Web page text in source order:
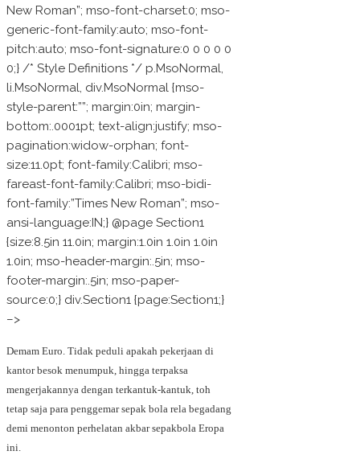
New Roman”; mso-font-charset:0; mso-
generic-font-family:auto; mso-font-
pitch:auto; mso-font-signature:0 0 0 0 0
0;} /* Style Definitions */ p.MsoNormal,
li.MsoNormal, div.MsoNormal {mso-
style-parent:””; margin:0in; margin-
bottom:.0001pt; text-align:justify; mso-
pagination:widow-orphan; font-
size:11.0pt; font-family:Calibri; mso-
fareast-font-family:Calibri; mso-bidi-
font-family:”Times New Roman”; mso-
ansi-language:IN;} @page Section1
{size:8.5in 11.0in; margin:1.0in 1.0in 1.0in
1.0in; mso-header-margin:.5in; mso-
footer-margin:.5in; mso-paper-
source:0;} div.Section1 {page:Section1;}
–>
Demam Euro. Tidak peduli apakah pekerjaan di
kantor besok menumpuk, hingga terpaksa
mengerjakannya dengan terkantuk-kantuk, toh
tetap saja para penggemar sepak bola rela begadang
demi menonton perhelatan akbar sepakbola Eropa
ini.